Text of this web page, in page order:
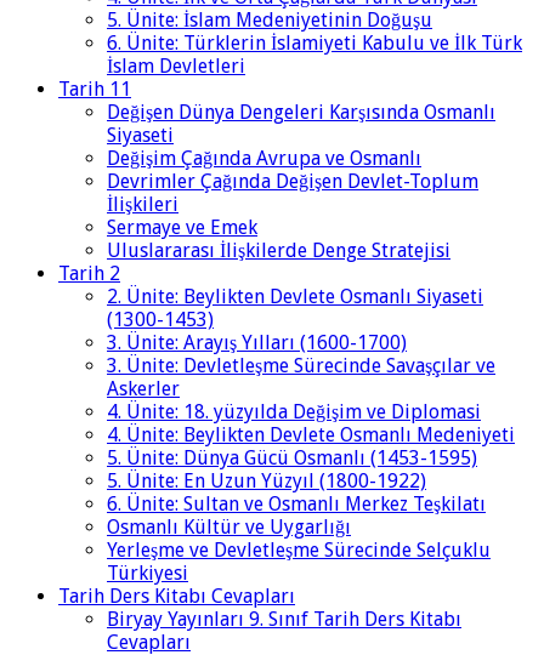
5. Ünite: İslam Medeniyetinin Doğuşu
6. Ünite: Türklerin İslamiyeti Kabulu ve İlk Türk
İslam Devletleri
Tarih 11
Değişen Dünya Dengeleri Karşısında Osmanlı
Siyaseti
Değişim Çağında Avrupa ve Osmanlı
Devrimler Çağında Değişen Devlet-Toplum
İlişkileri
Sermaye ve Emek
Uluslararası İlişkilerde Denge Stratejisi
Tarih 2
2. Ünite: Beylikten Devlete Osmanlı Siyaseti
(1300-1453)
3. Ünite: Arayış Yılları (1600-1700)
3. Ünite: Devletleşme Sürecinde Savaşçılar ve
Askerler
4. Ünite: 18. yüzyılda Değişim ve Diplomasi
4. Ünite: Beylikten Devlete Osmanlı Medeniyeti
5. Ünite: Dünya Gücü Osmanlı (1453-1595)
5. Ünite: En Uzun Yüzyıl (1800-1922)
6. Ünite: Sultan ve Osmanlı Merkez Teşkilatı
Osmanlı Kültür ve Uygarlığı
Yerleşme ve Devletleşme Sürecinde Selçuklu
Türkiyesi
Tarih Ders Kitabı Cevapları
Biryay Yayınları 9. Sınıf Tarih Ders Kitabı
Cevapları